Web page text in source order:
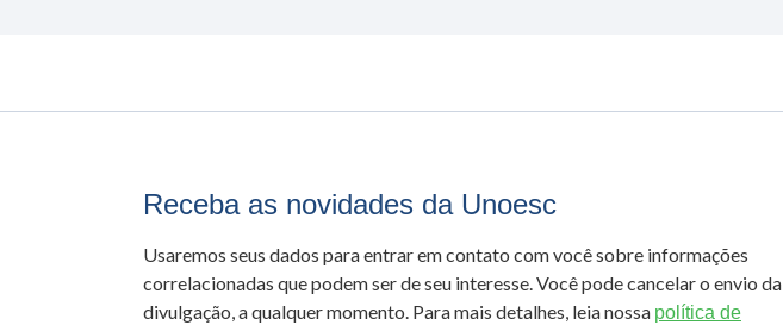
Receba as novidades da Unoesc
Usaremos seus dados para entrar em contato com você sobre informações
correlacionadas que podem ser de seu interesse. Você pode cancelar o envio da
divulgação, a qualquer momento. Para mais detalhes, leia nossa política de